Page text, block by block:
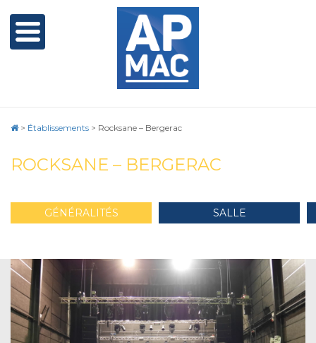
> Établissements > Rocksane – Bergerac
ROCKSANE – BERGERAC
GÉNÉRALITÉS SALLE